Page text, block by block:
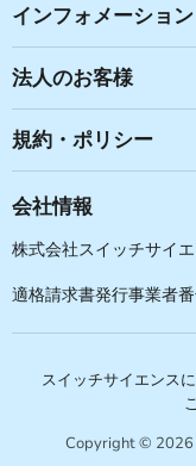
つ
て
く
さ
い
つ
て
く
さ
い
つ
て
く
さ
い
つ
い
インフォメーション
法人のお客様
規約・ポリシー
会社情報
株式会社スイッチサイ
適格請求書発行事業者
スイッチサイエンス
Copyright © 2026